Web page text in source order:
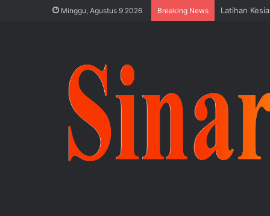
Minggu, Agustus 9 2026 Breaking News Latihan